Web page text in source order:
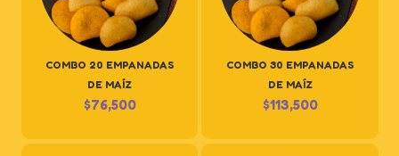
COMBO 20 EMPANADAS
DE MAÍZ
$76,500
COMBO 30 EMPANADAS
DE MAÍZ
$113,500